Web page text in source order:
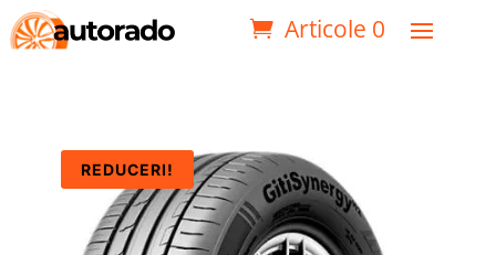
Articole 0
REDUCERI!